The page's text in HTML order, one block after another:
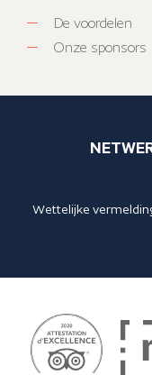
De voordelen
Onze sponsors
Wettelijke